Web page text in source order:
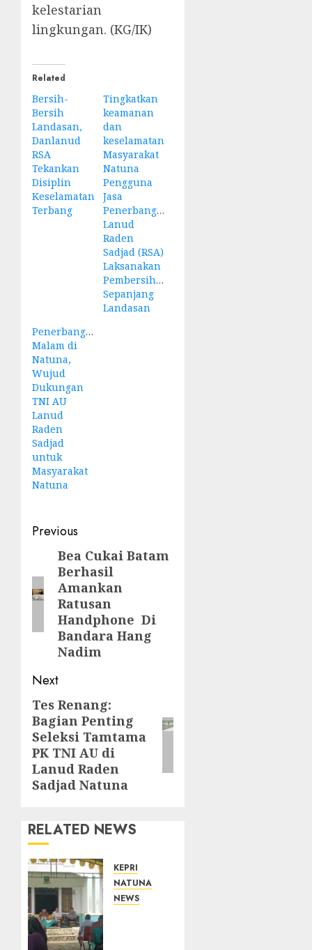
kelestarian
lingkungan. (KG/IK)
Related
Bersih-
Bersih
Landasan,
Danlanud
RSA
Tekankan
Disiplin
Keselamatan
Terbang
Tingkatkan
keamanan
dan
keselamatan
Masyarakat
Natuna
Pengguna
Jasa
Penerbangan,
Lanud
Raden
Sadjad (RSA)
Laksanakan
Pembersihan
Sepanjang
Landasan
Penerbangan
Malam di
Natuna,
Wujud
Dukungan
TNI AU
Lanud
Raden
Sadjad
untuk
Masyarakat
Natuna
Post
navigation
Previous
Previous
post:
Bea Cukai Batam
Berhasil
Amankan
Ratusan
Handphone Di
Bandara Hang
Nadim
Next
Next
post:
Tes Renang:
Bagian Penting
Seleksi Tamtama
PK TNI AU di
Lanud Raden
Sadjad Natuna
RELATED NEWS
KEPRI
NATUNA
NEWS